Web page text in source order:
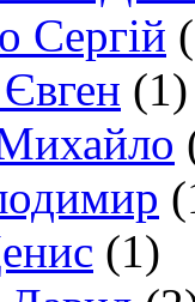
Сергій
(1)
(1)